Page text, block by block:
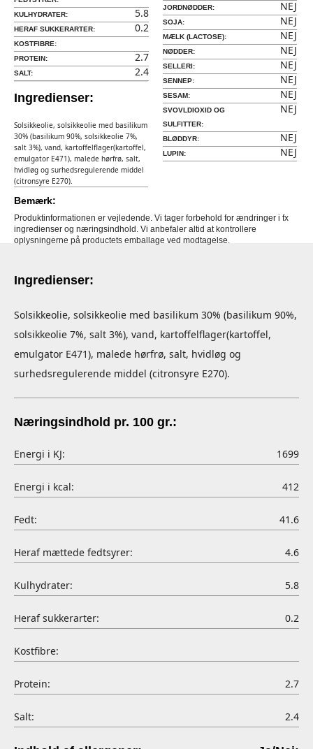
KULHYDRATER:
5.8
HERAF SUKKERARTER: 0.2
KOSTFIBRE:
PROTEIN:
2.7
SALT: 2.4
Ingredienser:
Solsikkeolie, solsikkeolie med basilikum
30% (basilikum 90%, solsikkeolie 7%,
salt 3%), vand, kartoffelflager(kartoffel,
emulgator E471), malede hørfrø, salt,
hvidløg og surhedsregulerende middel
(citronsyre E270).
JORDNØDDER: NEJ
SOJA: NEJ
MÆLK (LACTOSE): NEJ
NØDDER: NEJ
SELLERI: NEJ
SENNEP: NEJ
SESAM: NEJ
SVOVLDIOXID OG
SULFITTER:
NEJ
BLØDDYR: NEJ
LUPIN: NEJ
Bemærk:
Produktinformationen er vejledende. Vi tager forbehold for ændringer i fx
ingredienser og næringsindhold. Vi anbefaler altid at kontrollere
oplysningerne på productets emballage ved modtagelse.
Ingredienser:
Solsikkeolie, solsikkeolie med basilikum 30% (basilikum 90%,
solsikkeolie 7%, salt 3%), vand, kartoffelflager(kartoffel,
emulgator E471), malede hørfrø, salt, hvidløg og
surhedsregulerende middel (citronsyre E270).
Næringsindhold pr. 100 gr.:
Energi i KJ: 1699
Energi i kcal: 412
Fedt: 41.6
Heraf mættede fedtsyrer: 4.6
Kulhydrater: 5.8
Heraf sukkerarter: 0.2
Kostfibre:
Protein: 2.7
Salt: 2.4